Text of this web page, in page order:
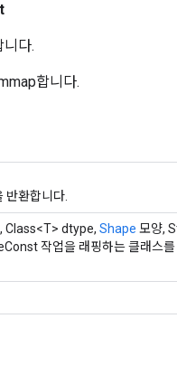
다.
합니다.
반환합니다.
Class<T> dtype, Shape 모양,
작업을 래핑하는 클래스를